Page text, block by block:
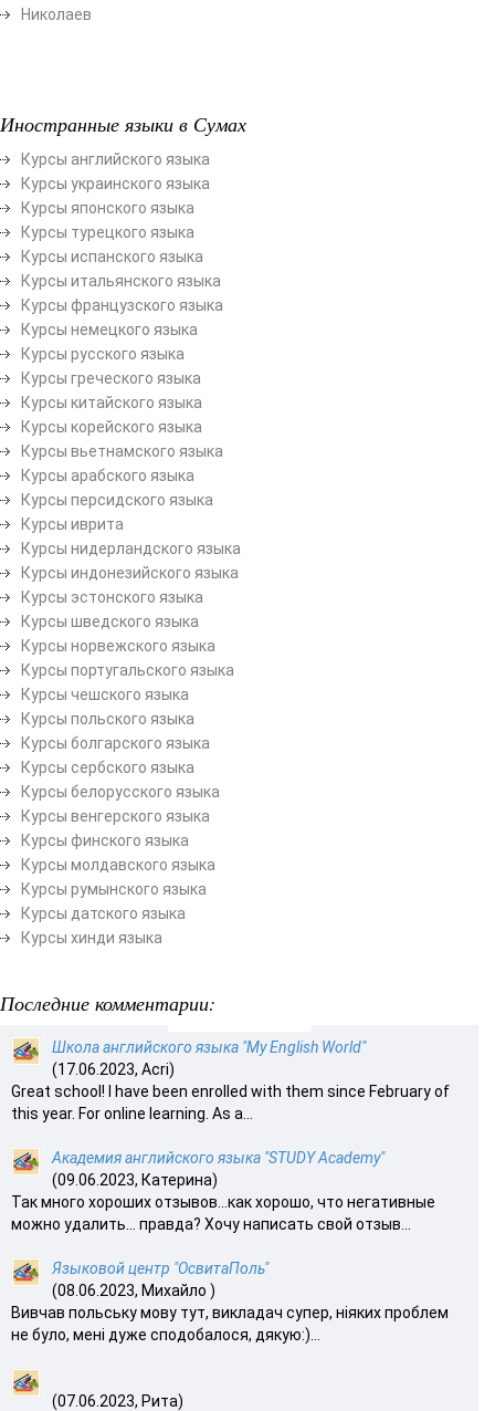
Николаев
Иностранные языки в Сумах
Курсы английского языка
Курсы украинского языка
Курсы японского языка
Курсы турецкого языка
Курсы испанского языка
Курсы итальянского языка
Курсы французского языка
Курсы немецкого языка
Курсы русского языка
Курсы греческого языка
Курсы китайского языка
Курсы корейского языка
Курсы вьетнамского языка
Курсы арабского языка
Курсы персидского языка
Курсы иврита
Курсы нидерландского языка
Курсы индонезийского языка
Курсы эстонского языка
Курсы шведского языка
Курсы норвежского языка
Курсы португальского языка
Курсы чешского языка
Курсы польского языка
Курсы болгарского языка
Курсы сербского языка
Курсы белорусского языка
Курсы венгерского языка
Курсы финского языка
Курсы молдавского языка
Курсы румынского языка
Курсы датского языка
Курсы хинди языка
Последние комментарии:
Школа английского языка "My English World"
(17.06.2023, Acri)
Great school! I have been enrolled with them since February of
this year. For online learning. As a...
Академия английского языка "STUDY Academy"
(09.06.2023, Катерина)
Так много хороших отзывов…как хорошо, что негативные
можно удалить… правда? Хочу написать свой отзыв...
Языковой центр "ОсвитаПоль"
(08.06.2023, Михайло )
Вивчав польську мову тут, викладач супер, ніяких проблем
не було, мені дуже сподобалося, дякую:)...
(07.06.2023, Рита)